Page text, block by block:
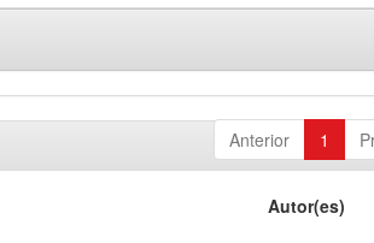
Anterior 1
Autor(es)